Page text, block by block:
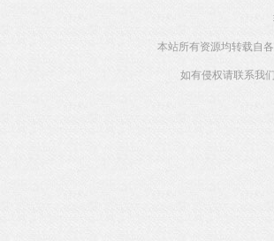
本站所有资源均转载自
如有侵权请联系我